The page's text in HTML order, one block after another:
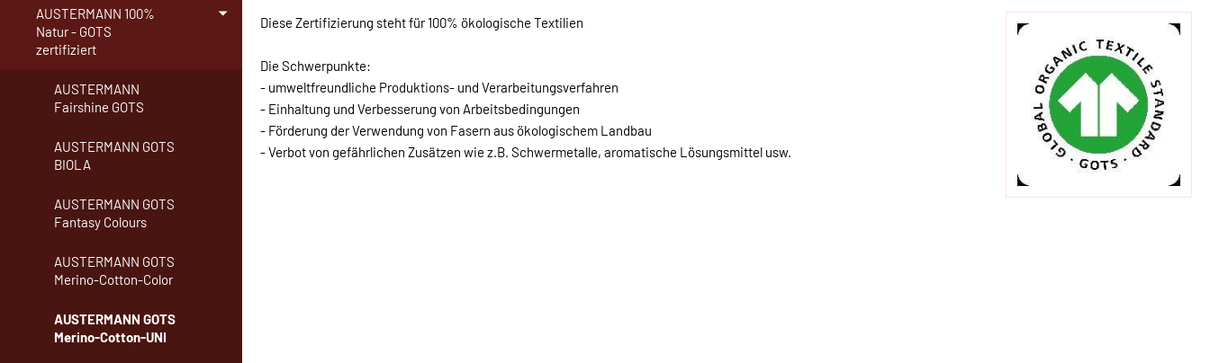
AUSTERMANN 100%
Natur - GOTS
zertifiziert
AUSTERMANN
Fairshine GOTS
AUSTERMANN GOTS
BIOLA
AUSTERMANN GOTS
Fantasy Colours
AUSTERMANN GOTS
Merino-Cotton-Color
AUSTERMANN GOTS
Merino-Cotton-UNI
Diese Zertifizierung steht für 100% ökologische Textilien
Die Schwerpunkte:
- umweltfreundliche Produktions- und Verarbeitungsverfahren
- Einhaltung und Verbesserung von Arbeitsbedingungen
- Förderung der Verwendung von Fasern aus ökologischem Landbau
- Verbot von gefährlichen Zusätzen wie z.B. Schwermetalle, aromatische Lösungsmittel usw.